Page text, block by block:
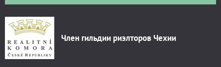
Член гильдии риэлторов Чехии